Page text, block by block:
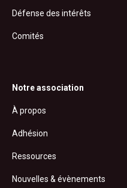
Défense des intérêts
Comités
Notre association
À propos
Adhésion
Ressources
Nouvelles & évènements